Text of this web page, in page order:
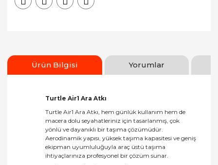
Ürün Bilgisi Yorumlar
Turtle Air1 Ara Atkı
Turtle Air1 Ara Atkı, hem günlük kullanım hem de
macera dolu seyahatleriniz için tasarlanmış, çok
yönlü ve dayanıklı bir taşıma çözümüdür.
Aerodinamik yapısı, yüksek taşıma kapasitesi ve geniş
ekipman uyumluluğuyla araç üstü taşıma
ihtiyaçlarınıza profesyonel bir çözüm sunar.